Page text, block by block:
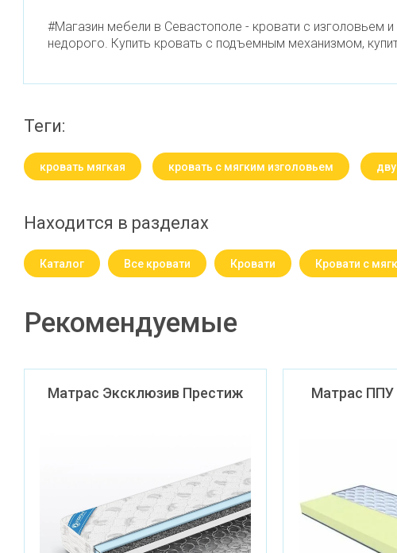
#Магазин мебели в Севастополе - кровати с
недорого. Купить кровать с подъемным механизмом,
теги:
кровать мягкая кровать с мягким изголовьем
Находится в разделах
Каталог Все кровати Кровати Кровати с
Рекомендуемые
Матрас Эксклюзив Престиж Матрас ППУ